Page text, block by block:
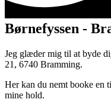
Børnefyssen -
Jeg glæder mig til at byde
21, 6740 Bramming.
Her kan du nemt booke en
mine hold.